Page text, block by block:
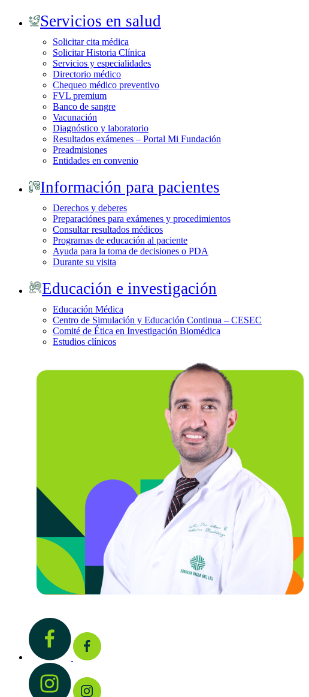
Servicios en salud
Solicitar cita médica
Solicitar Historia Clínica
Servicios y especialidades
Directorio médico
Chequeo médico preventivo
FVL premium
Banco de sangre
Vacunación
Diagnóstico y laboratorio
Resultados exámenes – Portal Mi Fundación
Preadmisiones
Entidades en convenio
Información para pacientes
Derechos y deberes
Preparaciónes para exámenes y procedimientos
Consultar resultados médicos
Programas de educación al paciente
Ayuda para la toma de decisiones o PDA
Durante su visita
Educación e investigación
Educación Médica
Centro de Simulación y Educación Continua – CESEC
Comité de Ética en Investigación Biomédica
Estudios clínicos